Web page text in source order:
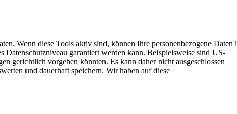
Wenn diese Tools aktiv sind, können Ihre personenbezogene Daten
garantiert werden kann. Beispielsweise sind US-
gerichtlich vorgehen könnten. Es kann daher nicht ausgeschlossen
und dauerhaft speichern. Wir haben auf diese